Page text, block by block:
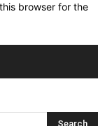
browser for the